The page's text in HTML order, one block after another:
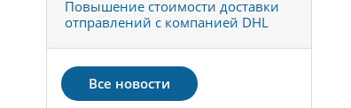
Повышение стоимости доставки
отправлений с компанией DHL
Все новости